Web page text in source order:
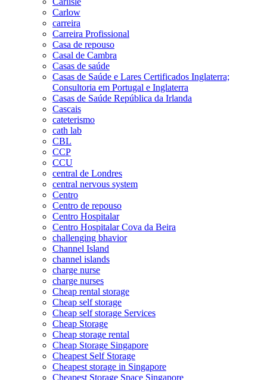
Carlow
carreira
Carreira Profissional
Casa de repouso
Casal de Cambra
Casas de saúde
Casas de Saúde e Lares Certificados Inglaterra;
Consultoria em Portugal e Inglaterra
Casas de Saúde República da Irlanda
Cascais
cateterismo
cath lab
CBL
CCP
CCU
central de Londres
central nervous system
Centro
Centro de repouso
Centro Hospitalar
Centro Hospitalar Cova da Beira
challenging bhavior
Channel Island
channel islands
charge nurse
charge nurses
Cheap rental storage
Cheap self storage
Cheap self storage Services
Cheap Storage
Cheap storage rental
Cheap Storage Singapore
Cheapest Self Storage
Cheapest storage in Singapore
Cheapest Storage Space Singapore